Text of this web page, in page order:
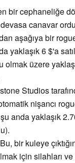
bir cephaneliğe
canavar
aşağıya bir
yaklaşık 6 $'a
olmak üzere
Studios
nişancı
anda yaklaşık
bir kuleye
için silahları